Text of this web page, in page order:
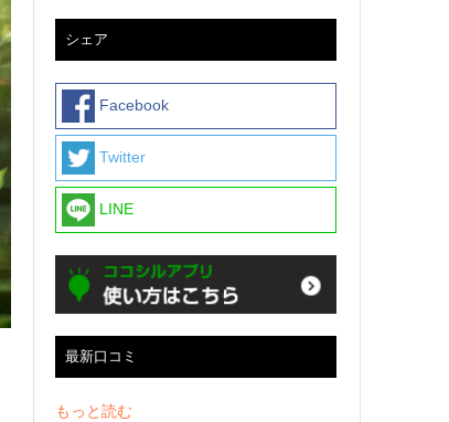
シェア
Facebook
Twitter
LINE
最新口コミ
もっと読む